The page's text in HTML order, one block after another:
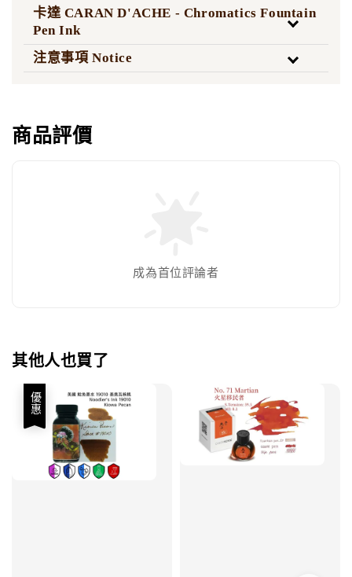
卡達 CARAN D'ACHE - Chromatics Fountain
Pen Ink
注意事項 Notice
商品評價
成為首位評論者
其他人也買了
優惠